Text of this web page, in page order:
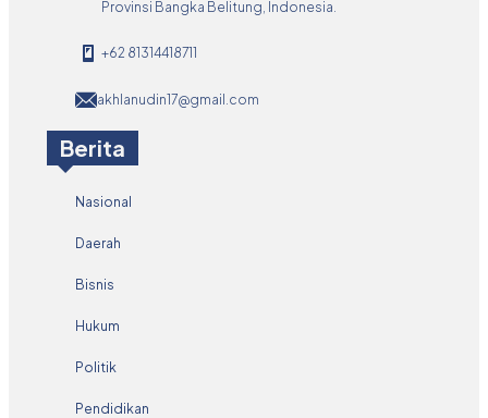
Provinsi Bangka Belitung, Indonesia.
+62 81314418711
akhlanudin17@gmail.com
Berita
Nasional
Daerah
Bisnis
Hukum
Politik
Pendidikan